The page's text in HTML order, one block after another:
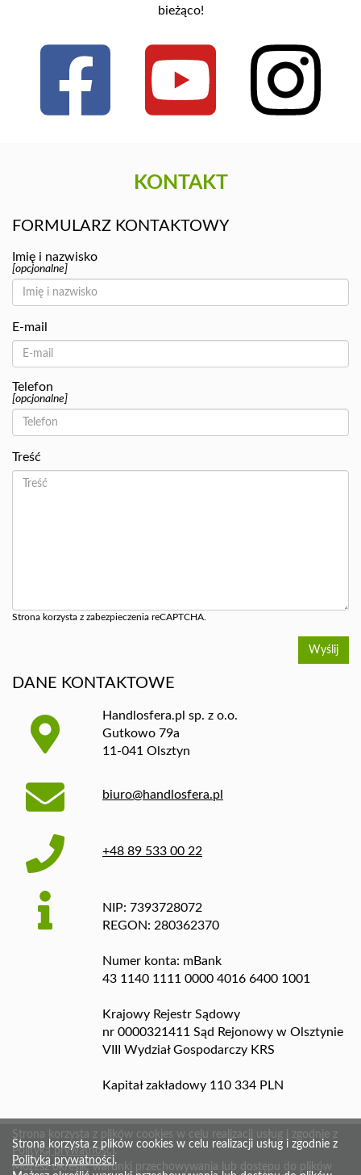
bieżąco!
KONTAKT
FORMULARZ KONTAKTOWY
Imię i nazwisko
[opcjonalne]
E-mail
Telefon
[opcjonalne]
Treść
Strona korzysta z zabezpieczenia reCAPTCHA.
DANE KONTAKTOWE
Handlosfera.pl sp. z o.o.
Gutkowo 79a
11-041 Olsztyn
biuro@handlosfera.pl
+48 89 533 00 22
NIP: 7393728072
REGON: 280362370
Numer konta: mBank
43 1140 1111 0000 4016 6400 1001
Krajowy Rejestr Sądowy
nr 0000321411 Sąd Rejonowy w Olsztynie
VIII Wydział Gospodarczy KRS
Kapitał zakładowy 110 334 PLN
Strona korzysta z plików cookies w celu realizacji usług i zgodnie z
Polityką prywatności.
Możesz określić warunki przechowywania lub dostępu do plików
Strona korzysta z plików cookies w celu realizacji usług i zgodnie z
Polityką prywatności.